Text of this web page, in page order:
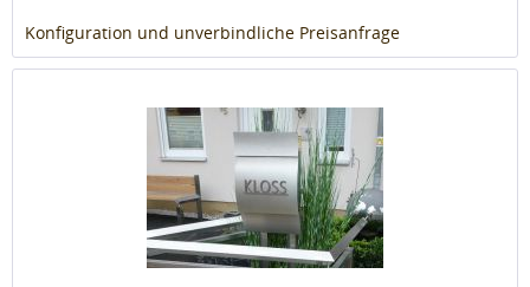
Konfiguration und unverbindliche Preisanfrage